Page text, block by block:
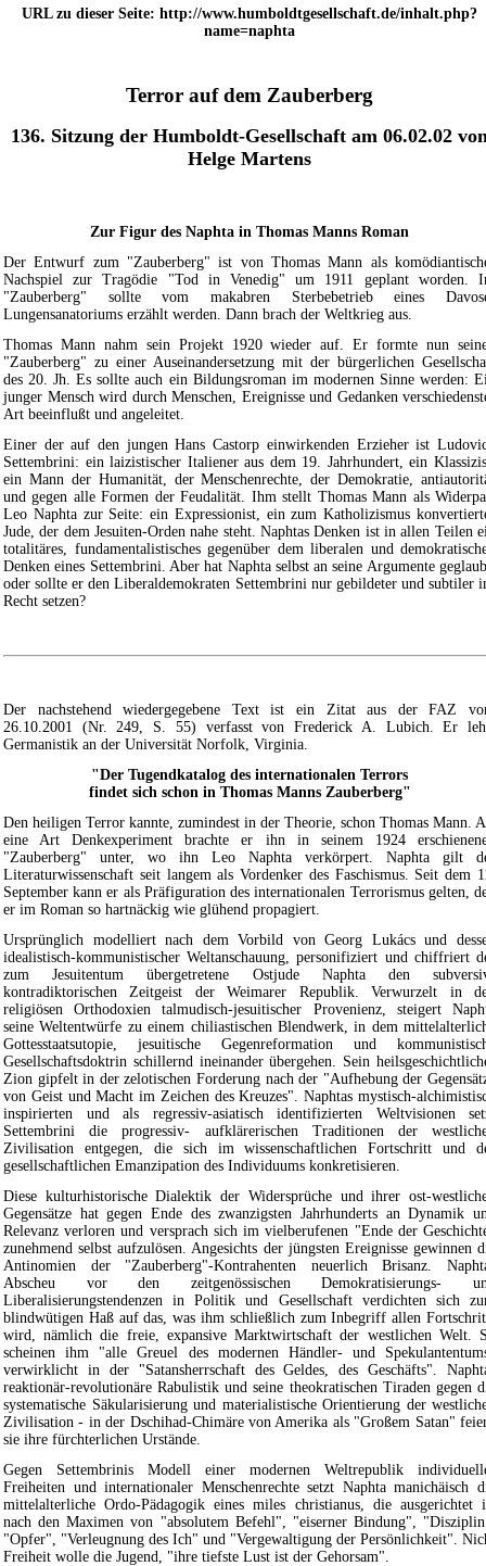
URL zu dieser Seite: http://www.humboldtgesellschaft.de/inhalt.php?
name=naphta
Terror auf dem Zauberberg
136. Sitzung der Humboldt-Gesellschaft am 06.02.02
Helge Martens
Zur Figur des Naphta in Thomas Manns Roman
Der Entwurf zum "Zauberberg" ist von Thomas Mann als
Nachspiel zur Tragödie "Tod in Venedig" um 1911 geplant worden.
"Zauberberg" sollte vom makabren Sterbebetrieb eines
Lungensanatoriums erzählt werden. Dann brach der Weltkrieg aus.
Thomas Mann nahm sein Projekt 1920 wieder auf. Er formte nun
"Zauberberg" zu einer Auseinandersetzung mit der bürgerlichen
des 20. Jh. Es sollte auch ein Bildungsroman im modernen Sinne werden:
junger Mensch wird durch Menschen, Ereignisse und Gedanken
Art beeinflußt und angeleitet.
Einer der auf den jungen Hans Castorp einwirkenden Erzieher ist
Settembrini: ein laizistischer Italiener aus dem 19. Jahrhundert, ein
ein Mann der Humanität, der Menschenrechte, der Demokratie,
und gegen alle Formen der Feudalität. Ihm stellt Thomas Mann als
Leo Naphta zur Seite: ein Expressionist, ein zum Katholizismus
Jude, der dem Jesuiten-Orden nahe steht. Naphtas Denken ist in allen Teilen
totalitäres, fundamentalistisches gegenüber dem liberalen und
Denken eines Settembrini. Aber hat Naphta selbst an seine Argumente
oder sollte er den Liberaldemokraten Settembrini nur gebildeter und subtiler
Recht setzen?
Der nachstehend wiedergegebene Text ist ein Zitat aus der FAZ
26.10.2001 (Nr. 249, S. 55) verfasst von Frederick A. Lubich. Er
Germanistik an der Universität Norfolk, Virginia.
"Der Tugendkatalog des internationalen Terrors
findet sich schon in Thomas Manns Zauberberg"
Den heiligen Terror kannte, zumindest in der Theorie, schon Thomas Mann.
eine Art Denkexperiment brachte er ihn in seinem 1924
"Zauberberg" unter, wo ihn Leo Naphta verkörpert. Naphta gilt
Literaturwissenschaft seit langem als Vordenker des Faschismus. Seit dem
September kann er als Präfiguration des internationalen Terrorismus gelten,
er im Roman so hartnäckig wie glühend propagiert.
Ursprünglich modelliert nach dem Vorbild von Georg Lukács und
idealistisch-kommunistischer Weltanschauung, personifiziert und chiffriert
zum Jesuitentum übergetretene Ostjude Naphta den
kontradiktorischen Zeitgeist der Weimarer Republik. Verwurzelt in
religiösen Orthodoxien talmudisch-jesuitischer Provenienz, steigert
seine Weltentwürfe zu einem chiliastischen Blendwerk, in dem
Gottesstaatsutopie, jesuitische Gegenreformation und
Gesellschaftsdoktrin schillernd ineinander übergehen. Sein
Zion gipfelt in der zelotischen Forderung nach der "Aufhebung der
von Geist und Macht im Zeichen des Kreuzes". Naphtas mystisch-
inspirierten und als regressiv-asiatisch identifizierten Weltvisionen
Settembrini die progressiv- aufklärerischen Traditionen der
Zivilisation entgegen, die sich im wissenschaftlichen Fortschritt und
gesellschaftlichen Emanzipation des Individuums konkretisieren.
Diese kulturhistorische Dialektik der Widersprüche und ihrer ost-
Gegensätze hat gegen Ende des zwanzigsten Jahrhunderts an Dynamik
Relevanz verloren und versprach sich im vielberufenen "Ende der
zunehmend selbst aufzulösen. Angesichts der jüngsten Ereignisse gewinnen
Antinomien der "Zauberberg"-Kontrahenten neuerlich Brisanz.
Abscheu vor den zeitgenössischen Demokratisierungs-
Liberalisierungstendenzen in Politik und Gesellschaft verdichten sich
blindwütigen Haß auf das, was ihm schließlich zum Inbegriff allen
wird, nämlich die freie, expansive Marktwirtschaft der westlichen Welt.
scheinen ihm "alle Greuel des modernen Händler- und
verwirklicht in der "Satansherrschaft des Geldes, des Geschäfts".
reaktionär-revolutionäre Rabulistik und seine theokratischen Tiraden gegen
systematische Säkularisierung und materialistische Orientierung der
Zivilisation - in der Dschihad-Chimäre von Amerika als "Großem Satan"
sie ihre fürchterlichen Urstände.
Gegen Settembrinis Modell einer modernen Weltrepublik
Freiheiten und internationaler Menschenrechte setzt Naphta manichäisch
mittelalterliche Ordo-Pädagogik eines miles christianus, die ausgerichtet
nach den Maximen von "absolutem Befehl", "eiserner Bindung",
"Opfer", "Verleugnung des Ich" und "Vergewaltigung der Persönlichkeit".
Freiheit wolle die Jugend, "ihre tiefste Lust ist der Gehorsam".